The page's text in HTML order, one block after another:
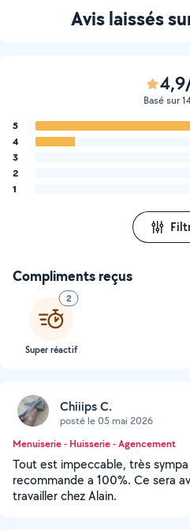
Avis laissés
Basé sur
5
4
3
2
1
Compliments reçus
2
Super réactif
Chiiips C.
posté le 05 mai 2026
Menuiserie - Huisserie - Agencement
Tout est impeccable, très
recommande a 100%. Ce sera
travailler chez Alain.